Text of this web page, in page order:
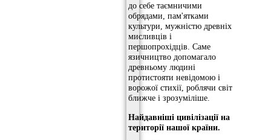
до себе таємничими
обрядами, пам'ятками
культури, мужністю древніх
мисливців і
першопрохідців. Саме
язичництво допомагало
древньому людині
протистояти невідомою і
ворожої стихії, роблячи світ
ближче і зрозуміліше.
Найдавніші цивілізації на
території нашої країни.